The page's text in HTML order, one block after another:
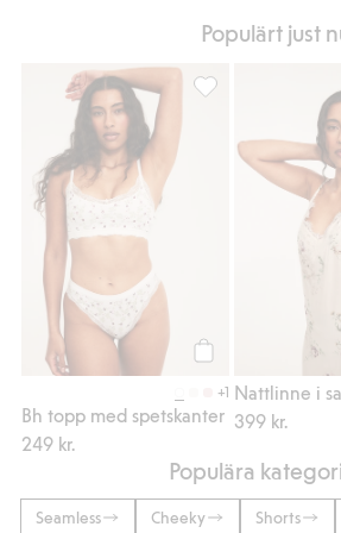
Populärt just
+1
Bh topp med spetskanter
249 kr.
Bh topp med
399 kr.
Populära
Seamless Cheeky Shorts